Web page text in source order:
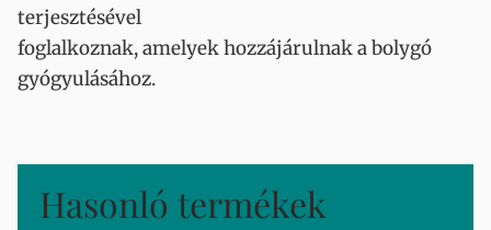
terjesztésével
foglalkoznak, amelyek hozzájárulnak a bolygó
gyógyulásához.
Hasonló termékek